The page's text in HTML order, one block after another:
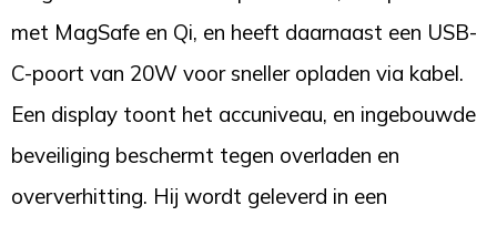
met MagSafe en Qi, en heeft daarnaast een USB-
C-poort van 20W voor sneller opladen via kabel.
Een display toont het accuniveau, en ingebouwde
beveiliging beschermt tegen overladen en
oververhitting. Hij wordt geleverd in een